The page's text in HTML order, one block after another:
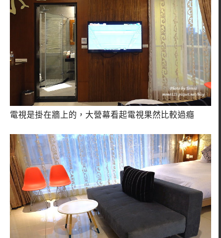
電視是掛在牆上的，大營幕看起電視果然比較過癮